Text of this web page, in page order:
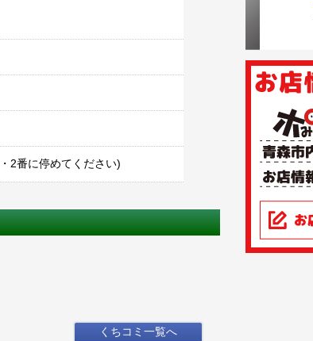
2番に停めてください)
くちコミ一覧へ